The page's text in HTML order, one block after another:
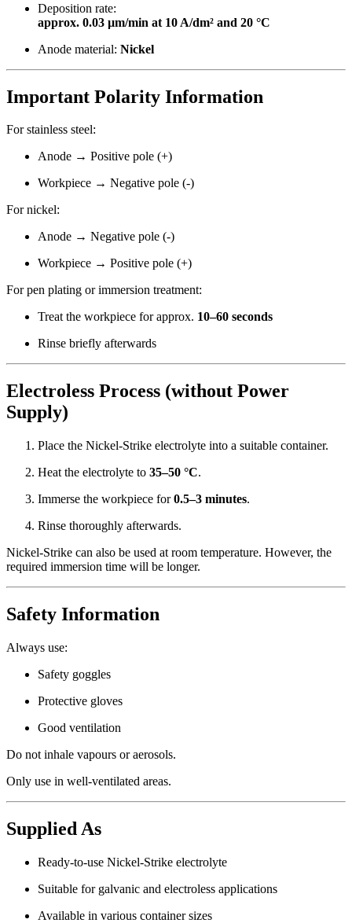
Deposition rate:
approx. 0.03 µm/min at 10 A/dm² and 20 °C
Anode material: Nickel
Important Polarity Information
For stainless steel:
Anode → Positive pole (+)
Workpiece → Negative pole (-)
For nickel:
Anode → Negative pole (-)
Workpiece → Positive pole (+)
For pen plating or immersion treatment:
Treat the workpiece for approx. 10–60 seconds
Rinse briefly afterwards
Electroless Process (without Power
Supply)
Place the Nickel-Strike electrolyte into a suitable container.
Heat the electrolyte to 35–50 °C.
Immerse the workpiece for0.5–3 minutes.
Rinse thoroughly afterwards.
Nickel-Strike can also be used at room temperature. However, the
required immersion time will be longer.
Safety Information
Always use:
Safety goggles
Protective gloves
Good ventilation
Do not inhale vapours or aerosols.
Only use in well-ventilated areas.
Supplied As
Ready-to-use Nickel-Strike electrolyte
Suitable for galvanic and electroless applications
Available in various container sizes